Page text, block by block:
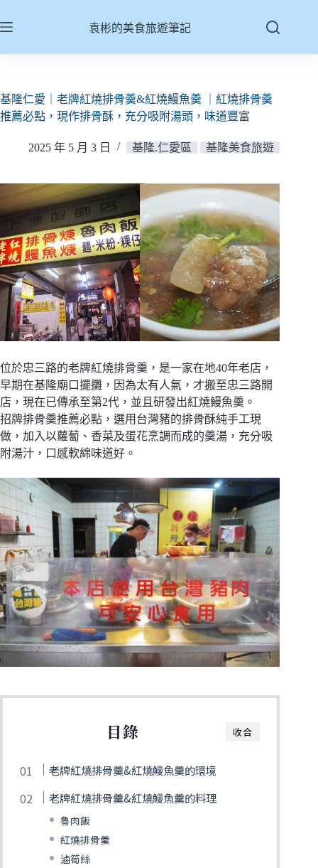
至
容
袁彬的美食旅遊筆記
基隆仁愛｜老牌紅燒排骨羹&紅燒鰻魚羹 ｜紅燒排骨羹
推薦必點，現作排骨酥，充分吸附湯頭，味道豐富
2025 年 5 月 3 日 基隆.仁愛區 基隆美食旅遊
位於忠三路的老牌紅燒排骨羹，是一家在地40年老店，
早期在基隆廟口擺攤，因為太有人氣，才搬至忠三路開
店，現在已傳承至第2代，並且研發出紅燒鰻魚羹。
招牌排骨羹推薦必點，選用台灣豬的排骨酥純手工現
做，加入以蘿蔔、香菜及蛋花烹調而成的羹湯，充分吸
附湯汁，口感軟綿味道好。
收合
目錄
老牌紅燒排骨羹&紅燒鰻魚羹的環境
老牌紅燒排骨羹&紅燒鰻魚羹的料理
魯肉飯
紅燒排骨羹
滷筍絲